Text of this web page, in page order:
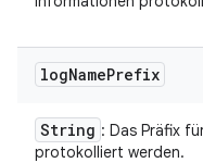
logNamePrefix
String : Das Präfix
protokolliert werden.